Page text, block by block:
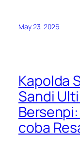
May 23, 2026
Kapolda
Sandi
coba